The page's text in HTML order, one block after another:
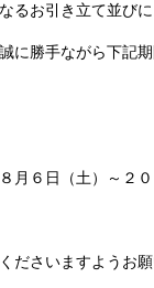
るお引き立て並び
に勝手ながら下記
月６日（土）～２
ださいますようお願